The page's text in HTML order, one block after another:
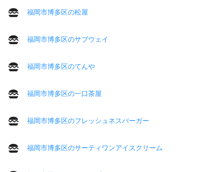
福岡市博多区の松屋
福岡市博多区のサブウェイ
福岡市博多区のてんや
福岡市博多区の一口茶屋
福岡市博多区のフレッシュネスバーガー
福岡市博多区のサーティワンアイスクリーム